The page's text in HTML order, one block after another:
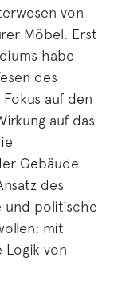
von
Möbel. Erst
habe
des
auf den
auf das
Gebäude
des
und politische
mit
von